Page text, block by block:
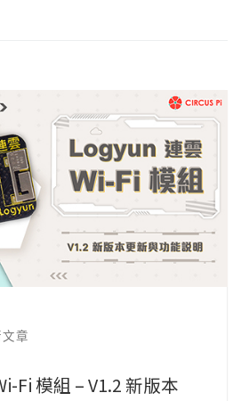
章
Fi 模組 – V1.2 新版本